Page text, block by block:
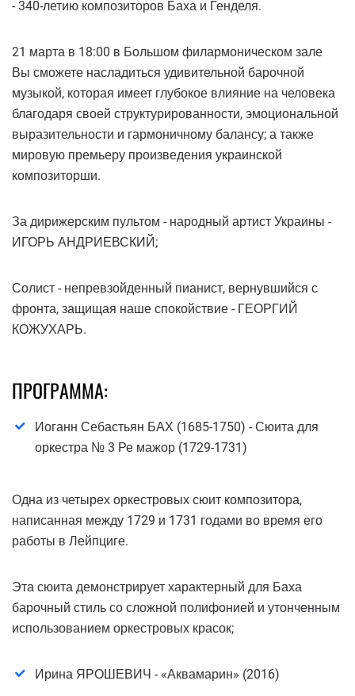
- 340-летию композиторов Баха и Генделя.
21 марта в 18:00 в Большом филармоническом зале
Вы сможете насладиться удивительной барочной
музыкой, которая имеет глубокое влияние на человека
благодаря своей структурированности, эмоциональной
выразительности и гармоничному балансу; а также
мировую премьеру произведения украинской
композиторши.
За дирижерским пультом - народный артист Украины -
ИГОРЬ АНДРИЕВСКИЙ;
Солист - непревзойденный пианист, вернувшийся с
фронта, защищая наше спокойствие - ГЕОРГИЙ
КОЖУХАРЬ.
ПРОГРАММА:
Иоганн Себастьян БАХ (1685-1750) - Сюита для
оркестра № 3 Ре мажор (1729-1731)
Одна из четырех оркестровых сюит композитора,
написанная между 1729 и 1731 годами во время его
работы в Лейпциге.
Эта сюита демонстрирует характерный для Баха
барочный стиль со сложной полифонией и утонченным
использованием оркестровых красок;
Ирина ЯРОШЕВИЧ - «Аквамарин» (2016)